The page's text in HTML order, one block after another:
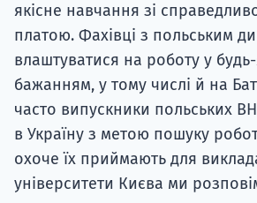
якісне навчання зі
платою. Фахівці з польським
влаштуватися на роботу у будь-
бажанням, у тому числі й на
часто випускники польських
в Україну з метою пошуку
охоче їх приймають для
університети Києва ми